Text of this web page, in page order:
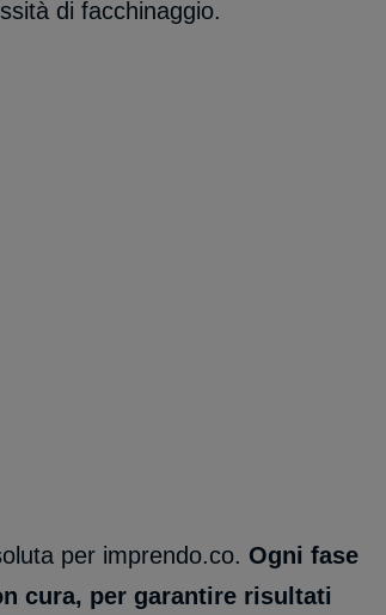
di facchinaggio.
per imprendo.co. Ogni fase
cura, per garantire risultati